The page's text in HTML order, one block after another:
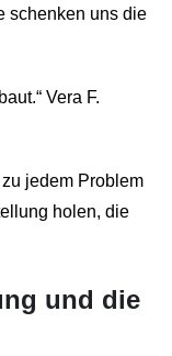
schenken uns die
Vera F.
jedem Problem
holen, die
und die